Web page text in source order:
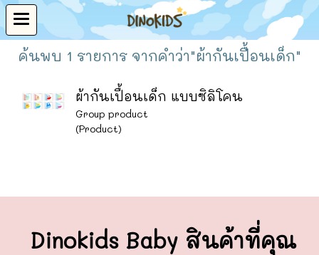
ค้นพบ 1 รายการ จากคำว่า"ผ้ากันเปื้อนเด็ก"
ผ้ากันเปื้อนเด็ก แบบซิลิโคน
Group product
(Product)
Dinokids Baby สินค้าที่คุณ